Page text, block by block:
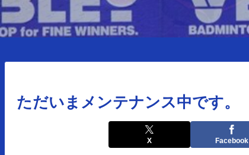
ただいまメンテナンス中です。
X Facebook